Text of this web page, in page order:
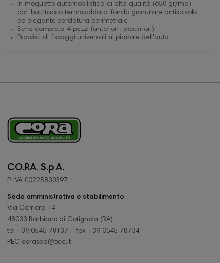
In moquette automobilistica di alta qualità (650 gr/mq)
con battitacco termosaldato, fondo granulare antiscivolo
ed elegante bordatura perimetrale
Serie completa 4 pezzi (anteriori+posteriori)
Provvisti di fissaggi universali al pianale dell'auto
CO.RA. S.p.A.
P. IVA 00225830397
Sede amministrativa e stabilimento
Via Corriera 14
48033 Barbiano di Cotignola (RA)
tel +39 0545 78137 - fax +39 0545 78734
PEC coraspa@pec.it